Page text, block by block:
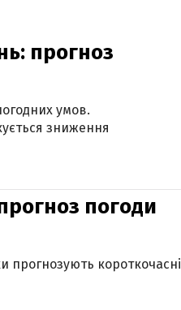
прогноз
умов.
зниження
погоди
прогнозують короткочасні